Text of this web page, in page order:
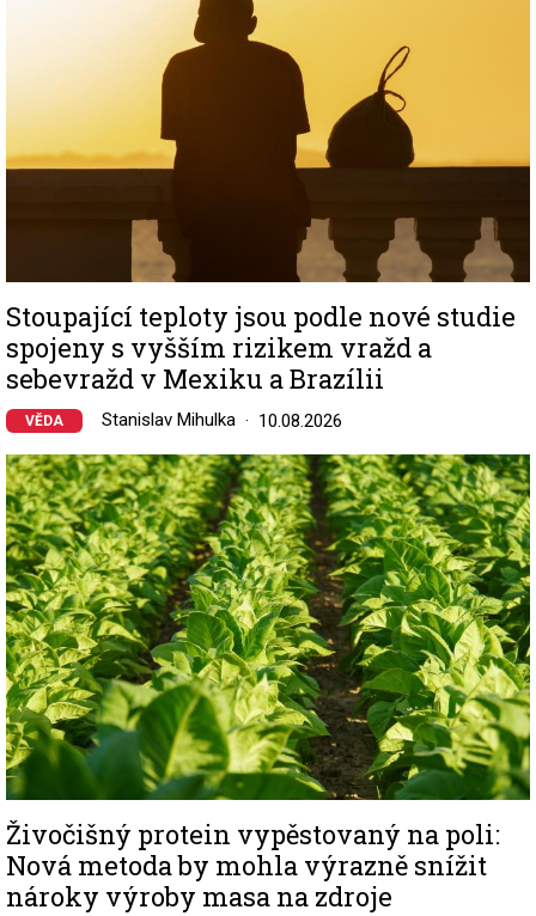
Stoupající teploty jsou podle nové studie
spojeny s vyšším rizikem vražd a
sebevražd v Mexiku a Brazílii
VĚDA Stanislav Mihulka 10.08.2026
Image
Živočišný protein vypěstovaný na poli:
Nová metoda by mohla výrazně snížit
nároky výroby masa na zdroje